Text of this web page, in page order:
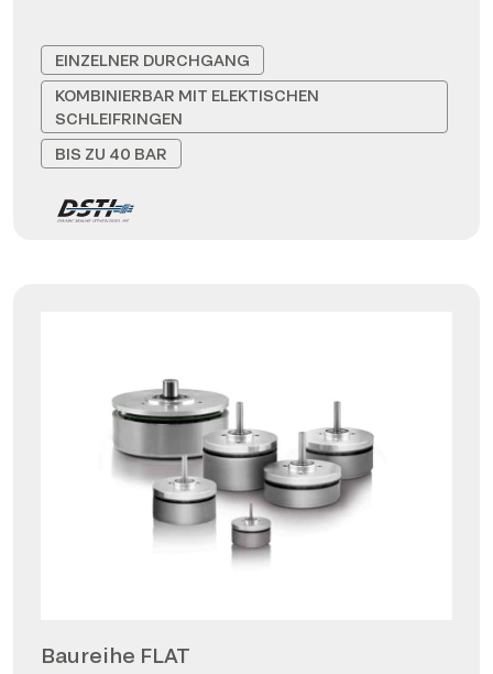
EINZELNER DURCHGANG
KOMBINIERBAR MIT ELEKTISCHEN
SCHLEIFRINGEN
BIS ZU 40 BAR
Baureihe FLAT